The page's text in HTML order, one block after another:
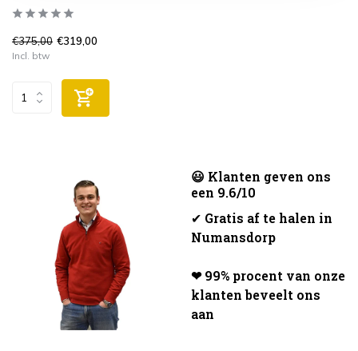
€375,00 €319,00
Incl. btw
😃 Klanten geven ons
een 9.6/10
✔ Gratis af te halen in
Numansdorp
❤ 99% procent van onze
klanten beveelt ons
aan